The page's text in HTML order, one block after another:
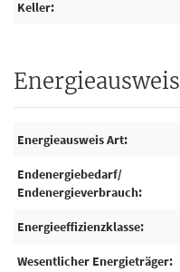
Keller
Energieausweis
Energieausweis Art
Endenergiebedarf/
Endenergieverbrauch
Energieeffizienzklasse
Wesentlicher Energieträger